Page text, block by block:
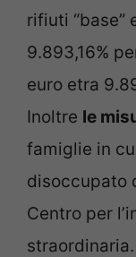
rifiuti “base”
9.893,16%
euro etra
Inoltre le
famiglie in
disoccupato
Centro per
straordinaria.